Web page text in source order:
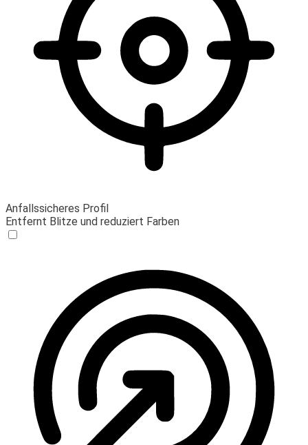
Anfallssicheres Profil
Entfernt Blitze und reduziert Farben